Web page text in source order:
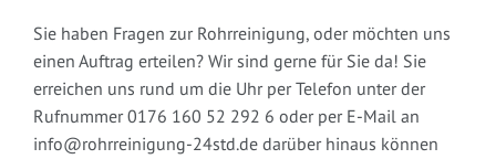
Sie haben Fragen zur Rohrreinigung, oder möchten uns
einen Auftrag erteilen? Wir sind gerne für Sie da! Sie
erreichen uns rund um die Uhr per Telefon unter der
Rufnummer 0176 160 52 292 6 oder per E-Mail an
info@rohrreinigung-24std.de darüber hinaus können